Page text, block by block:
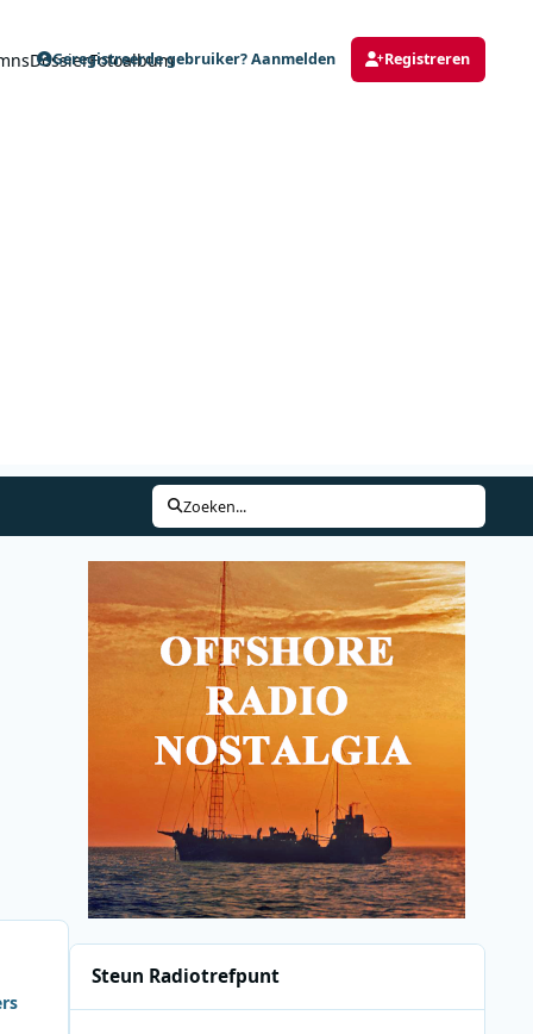
DossierFotoalbum
Geregistreerde gebruiker? Aanmelden Registreren
Zoeken...
Steun Radiotrefpunt